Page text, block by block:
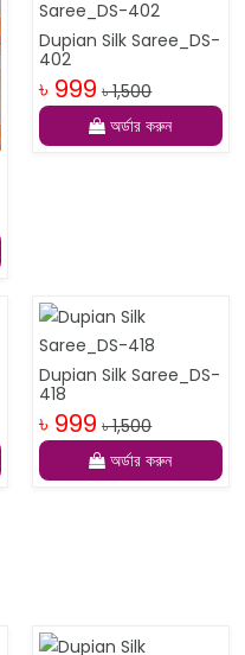
Dupian Silk Saree_DS-
402
৳ 999 ৳ 1,500
অর্ডার করুন
Dupian Silk Saree_DS-
418
৳ 999 ৳ 1,500
অর্ডার করুন